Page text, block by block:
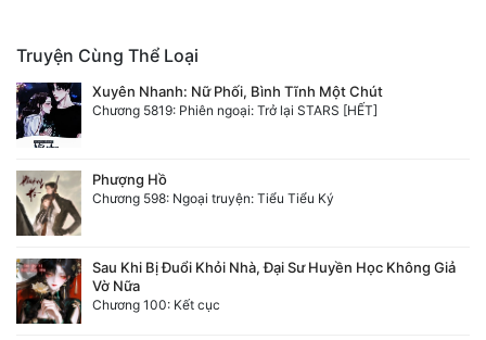
Vô Địch Lưu
Đam Mỹ
Đẹp Hiệp
Truyện Cùng Thể Loại
Xuyên Nhanh: Nữ Phối, Bình Tĩnh Một Chút
Chương 5819: Phiên ngoại: Trở lại STARS [HẾT]
Phượng Hồ
Chương 598: Ngoại truyện: Tiểu Tiểu Ký
Sau Khi Bị Đuổi Khỏi Nhà, Đại Sư Huyền Học Không Giả
Vờ Nữa
Chương 100: Kết cục